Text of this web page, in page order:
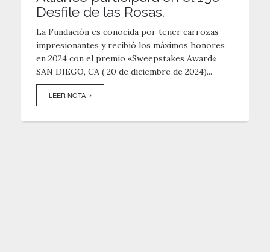
Desfile de las Rosas.
La Fundación es conocida por tener carrozas
impresionantes y recibió los máximos honores
en 2024 con el premio «Sweepstakes Award«
SAN DIEGO, CA ( 20 de diciembre de 2024)...
LEER NOTA